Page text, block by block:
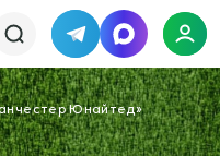
TelegramMAX
Юнайтед»